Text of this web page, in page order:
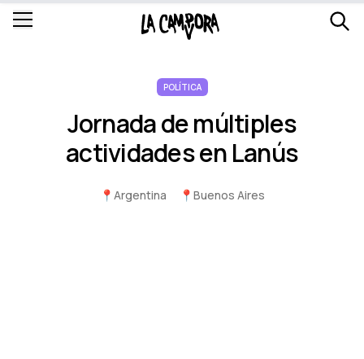
POLÍTICA
Jornada de múltiples
actividades en Lanús
📍 Argentina 📍 Buenos Aires